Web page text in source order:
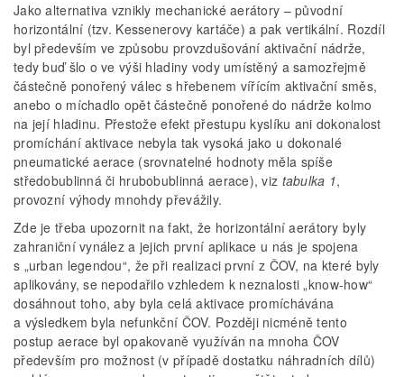
Jako alternativa vznikly mechanické aerátory – původní
horizontální (tzv. Kessenerovy kartáče) a pak vertikální. Rozdíl
byl především ve způsobu provzdušování aktivační nádrže,
tedy buď šlo o ve výši hladiny vody umístěný a samozřejmě
částečně ponořený válec s hřebenem vířícím aktivační směs,
anebo o míchadlo opět částečně ponořené do nádrže kolmo
na její hladinu. Přestože efekt přestupu kyslíku ani dokonalost
promíchání aktivace nebyla tak vysoká jako u dokonalé
pneumatické aerace (srovnatelné hodnoty měla spíše
středobublinná či hrubobublinná aerace), viz tabulka 1,
provozní výhody mnohdy převážily.
Zde je třeba upozornit na fakt, že horizontální aerátory byly
zahraniční vynález a jejich první aplikace u nás je spojena
s „urban legendou“, že při realizaci první z ČOV, na které byly
aplikovány, se nepodařilo vzhledem k neznalosti „know-how“
dosáhnout toho, aby byla celá aktivace promíchávána
a výsledkem byla nefunkční ČOV. Později nicméně tento
postup aerace byl opakovaně využíván na mnoha ČOV
především pro možnost (v případě dostatku náhradních dílů)